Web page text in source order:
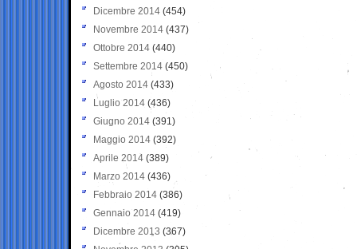
Dicembre 2014 (454)
Novembre 2014 (437)
Ottobre 2014 (440)
Settembre 2014 (450)
Agosto 2014 (433)
Luglio 2014 (436)
Giugno 2014 (391)
Maggio 2014 (392)
Aprile 2014 (389)
Marzo 2014 (436)
Febbraio 2014 (386)
Gennaio 2014 (419)
Dicembre 2013 (367)